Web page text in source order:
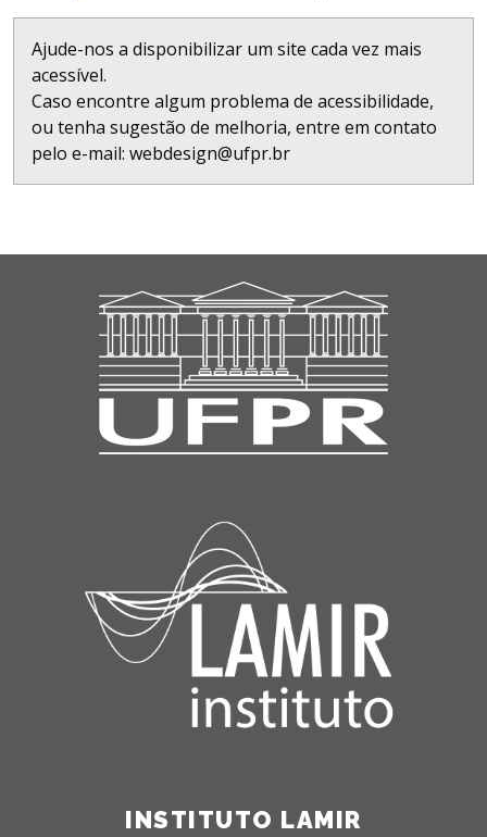
Ajude-nos a disponibilizar um site cada vez mais
acessível.
Caso encontre algum problema de acessibilidade,
ou tenha sugestão de melhoria, entre em contato
pelo e-mail: webdesign@ufpr.br
INSTITUTO LAMIR